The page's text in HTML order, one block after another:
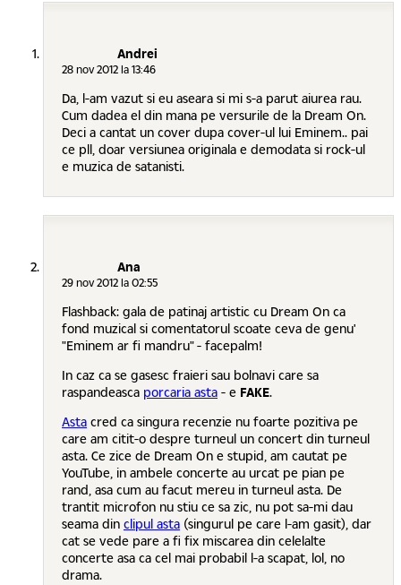
Andrei
28 nov 2012 la 13:46
Da, l-am vazut si eu aseara si mi s-a parut aiurea rau.
Cum dadea el din mana pe versurile de la Dream On.
Deci a cantat un cover dupa cover-ul lui Eminem.. pai
ce pll, doar versiunea originala e demodata si rock-ul
e muzica de satanisti.
Ana
29 nov 2012 la 02:55
Flashback: gala de patinaj artistic cu Dream On ca
fond muzical si comentatorul scoate ceva de genu'
"Eminem ar fi mandru" - facepalm!
In caz ca se gasesc fraieri sau bolnavi care sa
raspandeasca porcaria asta - e FAKE.
Asta cred ca singura recenzie nu foarte pozitiva pe
care am citit-o despre turneul un concert din turneul
asta. Ce zice de Dream On e stupid, am cautat pe
YouTube, in ambele concerte au urcat pe pian pe
rand, asa cum au facut mereu in turneul asta. De
trantit microfon nu stiu ce sa zic, nu pot sa-mi dau
seama din clipul asta (singurul pe care l-am gasit), dar
cat se vede pare a fi fix miscarea din celelalte
concerte asa ca cel mai probabil l-a scapat, lol, no
drama.